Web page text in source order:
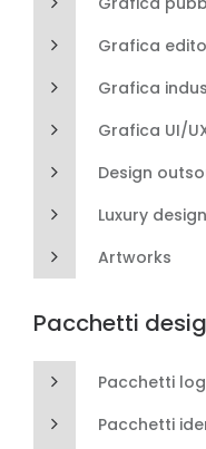
Grafica
Grafica
Grafica UI/
Design
Luxury design
Artworks
Pacchetti
Pacchetti
Pacchetti